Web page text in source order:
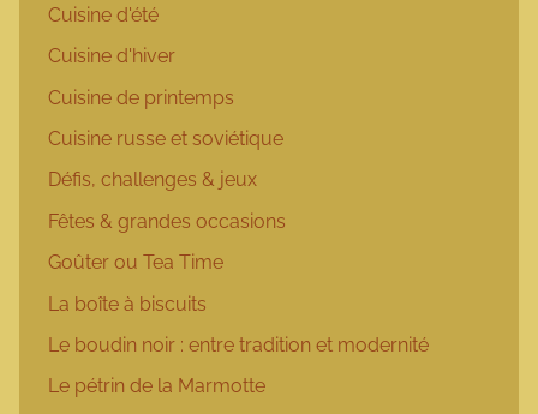
Cuisine d'été
Cuisine d'hiver
Cuisine de printemps
Cuisine russe et soviétique
Défis, challenges & jeux
Fêtes & grandes occasions
Goûter ou Tea Time
La boîte à biscuits
Le boudin noir : entre tradition et modernité
Le pétrin de la Marmotte